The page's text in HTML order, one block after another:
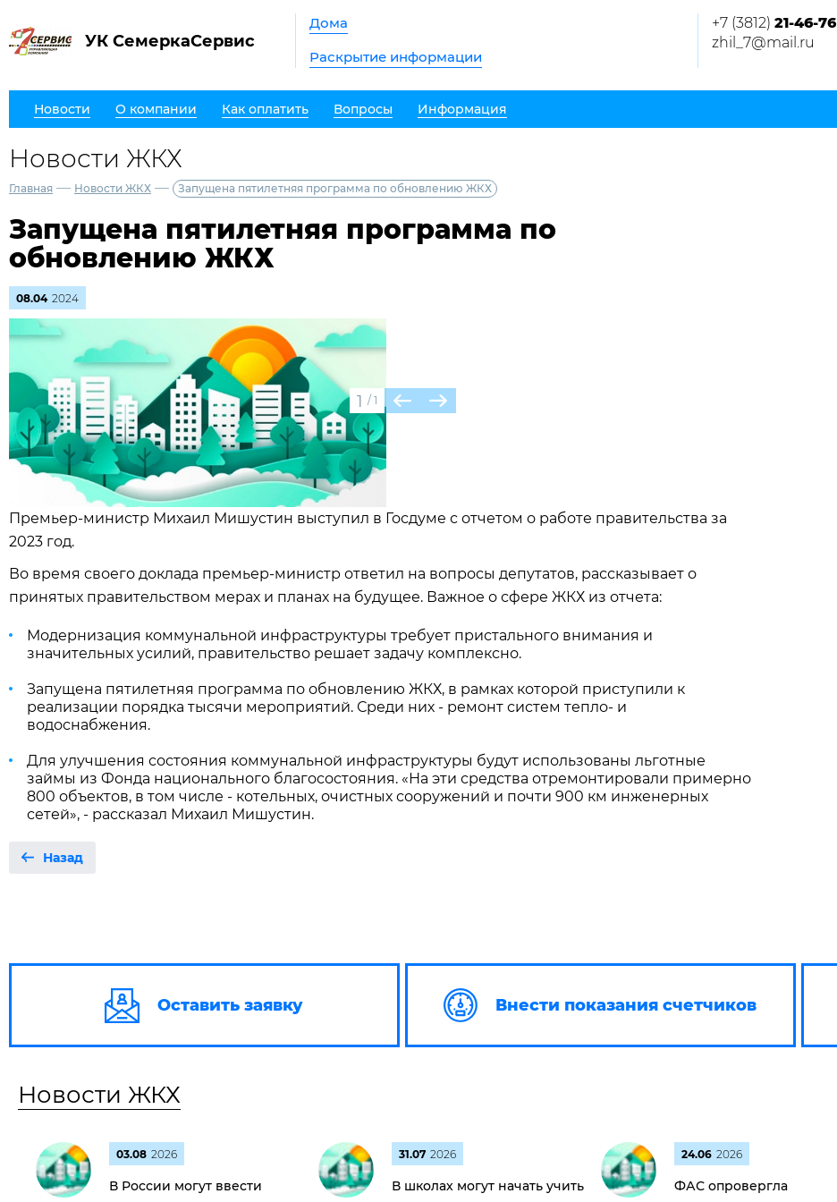
УК СемеркаСервис
Дома
Раскрытие информации
+7 (3812) 21-46-76
zhil_7@mail.ru
Новости О компании Как оплатить Вопросы Информация
Новости ЖКХ
Главная — Новости ЖКХ — Запущена пятилетняя программа по обновлению ЖКХ
Запущена пятилетняя программа по
обновлению ЖКХ
08.04 2024
1 / 1
Премьер-министр Михаил Мишустин выступил в Госдуме с отчетом о работе правительства за
2023 год.
Во время своего доклада премьер-министр ответил на вопросы депутатов, рассказывает о
принятых правительством мерах и планах на будущее. Важное о сфере ЖКХ из отчета:
Модернизация коммунальной инфраструктуры требует пристального внимания и
значительных усилий, правительство решает задачу комплексно.
Запущена пятилетняя программа по обновлению ЖКХ, в рамках которой приступили к
реализации порядка тысячи мероприятий. Среди них - ремонт систем тепло- и
водоснабжения.
Для улучшения состояния коммунальной инфраструктуры будут использованы льготные
займы из Фонда национального благосостояния. «На эти средства отремонтировали примерно
800 объектов, в том числе - котельных, очистных сооружений и почти 900 км инженерных
сетей», - рассказал Михаил Мишустин.
Назад
Оставить заявку Внести показания счетчиков
Новости ЖКХ
03.08 2026
В России могут ввести
31.07 2026
В школах могут начать учить
24.06 2026
ФАС опровергла